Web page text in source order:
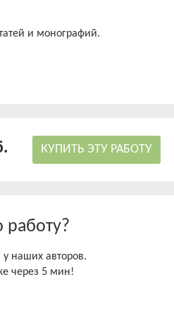
и монографий.
КУПИТЬ ЭТУ РАБОТУ
у наших авторов.
через 5 мин!